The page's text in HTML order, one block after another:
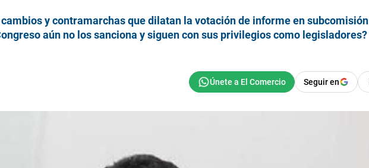
y contramarchas que dilatan la votación de informe en subcomisión
aún no los sanciona y siguen con sus privilegios como legisladores?
Seguir en